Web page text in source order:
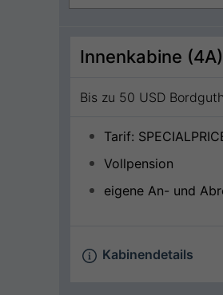
Innenkabine (4A)
Bis zu 50 USD
Tarif:
Vollpension
eigene An- und
Kabinendetails